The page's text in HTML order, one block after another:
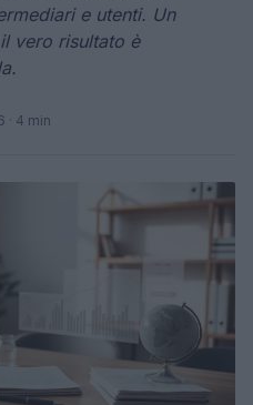
e utenti. Un
vero risultato è
· 4 min